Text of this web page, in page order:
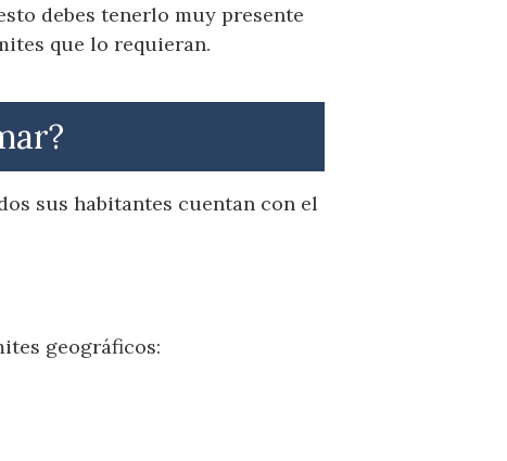
debes tenerlo muy presente
que lo requieran.
sus habitantes cuentan con el
geográficos: